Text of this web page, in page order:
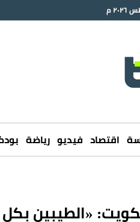
اقتصاد فيديو رياضة
«الطيبين